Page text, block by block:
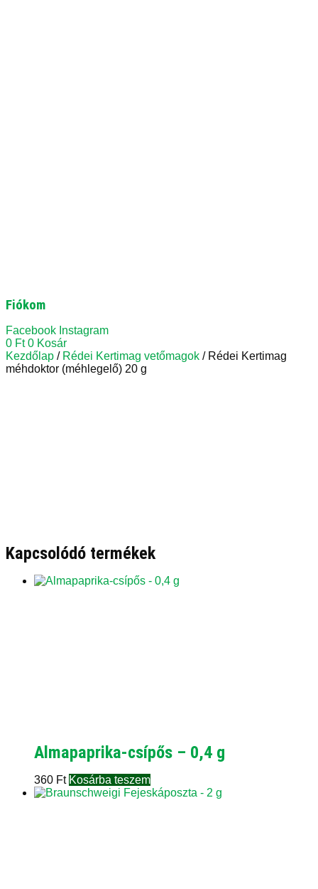
Fiókom
Facebook Instagram
0 Ft 0 Kosár
Kezdőlap / Rédei Kertimag vetőmagok / Rédei Kertimag
méhdoktor (méhlegelő) 20 g
Kapcsolódó termékek
Almapaprika-csípős – 0,4 g
360 Ft Kosárba teszem